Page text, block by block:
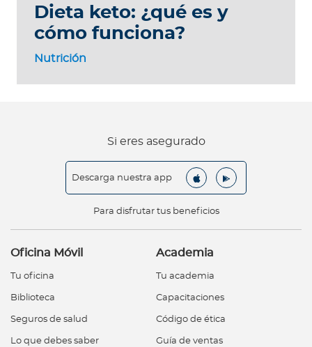
Nutrición
Dieta keto: ¿qué es y
cómo funciona?
Si eres asegurado
Descarga nuestra app
Para disfrutar tus beneficios
Oficina Móvil
Tu oficina
Biblioteca
Seguros de salud
Lo que debes saber
Academia
Tu academia
Capacitaciones
Código de ética
Guía de ventas